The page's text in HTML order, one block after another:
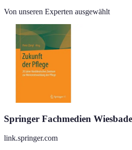
Von unseren Experten ausgewählt
Springer Fachmedien
link.springer.com